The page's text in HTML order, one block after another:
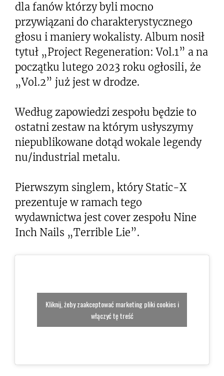
dla fanów którzy byli mocno
przywiązani do charakterystycznego
głosu i maniery wokalisty. Album nosił
tytuł „Project Regeneration: Vol.1” a na
początku lutego 2023 roku ogłosili, że
„Vol.2” już jest w drodze.
Według zapowiedzi zespołu będzie to
ostatni zestaw na którym usłyszymy
niepublikowane dotąd wokale legendy
nu/industrial metalu.
Pierwszym singlem, który Static-X
prezentuje w ramach tego
wydawnictwa jest cover zespołu Nine
Inch Nails „Terrible Lie”.
Kliknij, żeby zaakceptować marketing pliki cookies i
włączyć tę treść